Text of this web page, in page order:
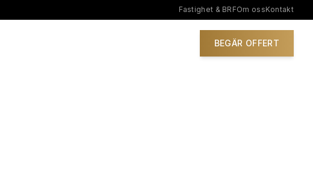
Fastighet & BRFOm ossKontakt
BEGÄR OFFERT